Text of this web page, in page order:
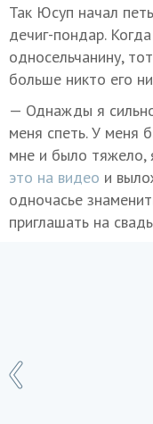
Так Юсуп начал
дечиг-пондар.
односельчанину,
больше никто его
— Однажды я
меня спеть. У меня
мне и было тяжело,
это на видео и
одночасье
приглашать на